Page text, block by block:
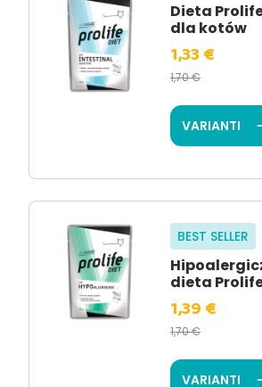
Dieta
dla kotów
1,33 €
1,70 €
VARIANTI
BEST SELLER
dieta
1,39 €
1,70 €
VARIANTI